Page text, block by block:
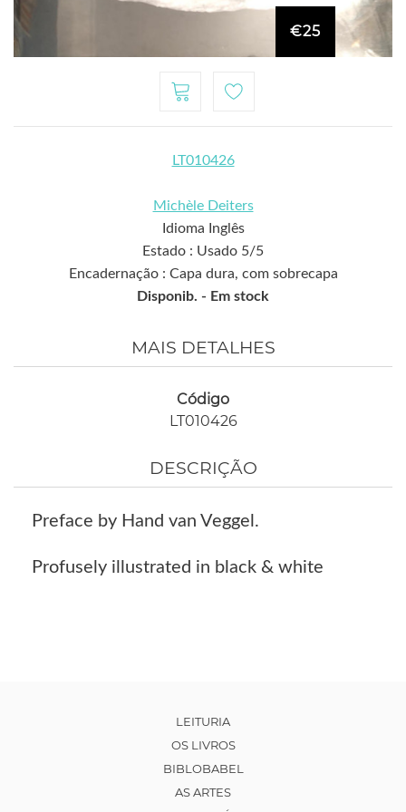
€25
LT010426
Michèle Deiters
Idioma Inglês
Estado : Usado 5/5
Encadernação : Capa dura, com sobrecapa
Disponib. - Em stock
MAIS DETALHES
Código
LT010426
DESCRIÇÃO
Preface by Hand van Veggel.
Profusely illustrated in black & white
LEITURIA
OS LIVROS
BIBLOBABEL
AS ARTES